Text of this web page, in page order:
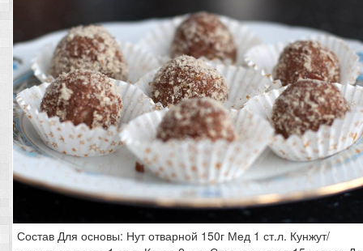
Состав Для основы: Нут отварной 150г Мед 1 ст.л. Кунжут/